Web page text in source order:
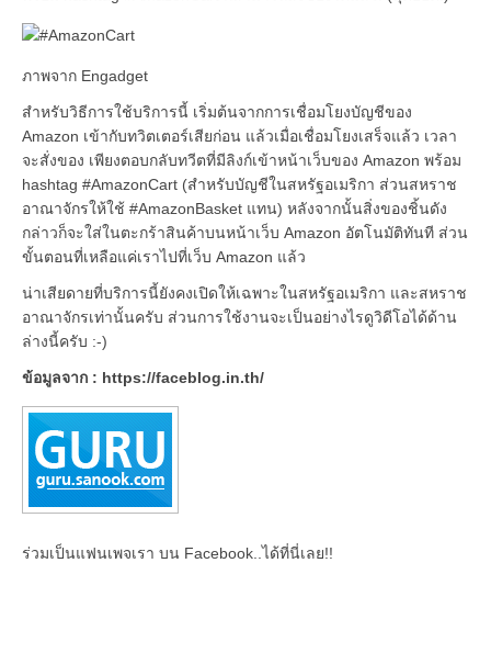
ภาพจาก Engadget
สำหรับวิธีการใช้บริการนี้ เริ่มต้นจากการเชื่อมโยงบัญชีของ
Amazon เข้ากับทวิตเตอร์เสียก่อน แล้วเมื่อเชื่อมโยงเสร็จแล้ว เวลา
จะสั่งของ เพียงตอบกลับทวีตที่มีลิงก์เข้าหน้าเว็บของ Amazon พร้อม
hashtag #AmazonCart (สำหรับบัญชีในสหรัฐอเมริกา ส่วนสหราช
อาณาจักรให้ใช้ #AmazonBasket แทน) หลังจากนั้นสิ่งของชิ้นดัง
กล่าวก็จะใส่ในตะกร้าสินค้าบนหน้าเว็บ Amazon อัตโนมัติทันที ส่วน
ขั้นตอนที่เหลือแค่เราไปที่เว็บ Amazon แล้ว
น่าเสียดายที่บริการนี้ยังคงเปิดให้เฉพาะในสหรัฐอเมริกา และสหราช
อาณาจักรเท่านั้นครับ ส่วนการใช้งานจะเป็นอย่างไรดูวิดีโอได้ด้าน
ล่างนี้ครับ :-)
ข้อมูลจาก : https://faceblog.in.th/
ร่วมเป็นแฟนเพจเรา บน Facebook..ได้ที่นี่เลย!!